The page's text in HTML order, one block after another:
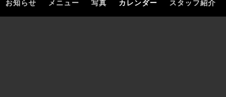
お知らせ メニュー 写真 カレンダー スタッフ紹介